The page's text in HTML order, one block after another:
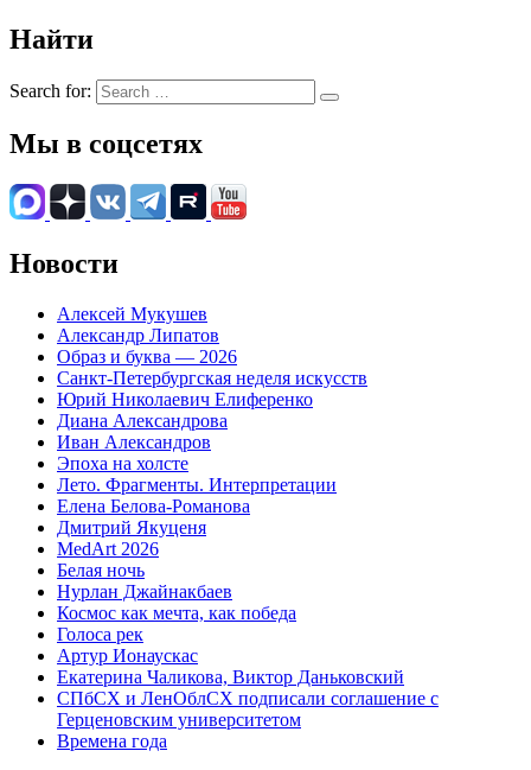
Найти
Search for:
Мы в соцсетях
Новости
Алексей Мукушев
Александр Липатов
Образ и буква — 2026
Санкт-Петербургская неделя искусств
Юрий Николаевич Елиференко
Диана Александрова
Иван Александров
Эпоха на холсте
Лето. Фрагменты. Интерпретации
Елена Белова-Романова
Дмитрий Якуценя
MedArt 2026
Белая ночь
Нурлан Джайнакбаев
Космос как мечта, как победа
Голоса рек
Артур Ионаускас
Екатерина Чаликова, Виктор Даньковский
СПбСХ и ЛенОблСХ подписали соглашение с
Герценовским университетом
Времена года